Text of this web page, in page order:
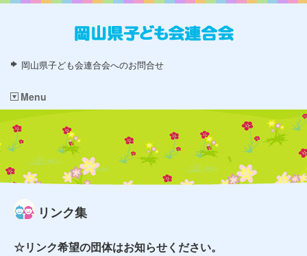
岡山県子ども会連合会へのお問合せ
Menu
リンク集
☆リンク希望の団体はお知らせください。